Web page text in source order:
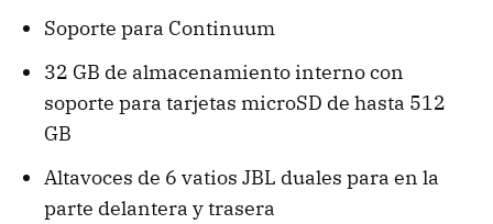
Soporte para Continuum
32 GB de almacenamiento interno con
soporte para tarjetas microSD de hasta 512
GB
Altavoces de 6 vatios JBL duales para en la
parte delantera y trasera